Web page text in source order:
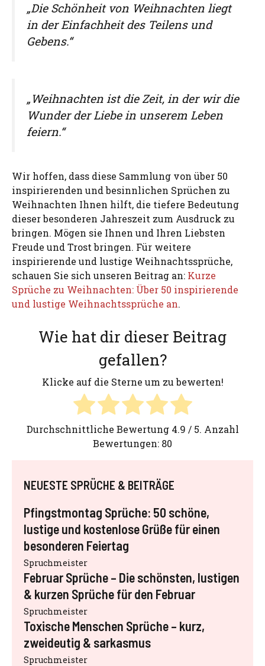
„Die Schönheit von Weihnachten liegt
in der Einfachheit des Teilens und
Gebens.“
„Weihnachten ist die Zeit, in der wir die
Wunder der Liebe in unserem Leben
feiern.“
Wir hoffen, dass diese Sammlung von über 50
inspirierenden und besinnlichen Sprüchen zu
Weihnachten Ihnen hilft, die tiefere Bedeutung
dieser besonderen Jahreszeit zum Ausdruck zu
bringen. Mögen sie Ihnen und Ihren Liebsten
Freude und Trost bringen. Für weitere
inspirierende und lustige Weihnachtssprüche,
schauen Sie sich unseren Beitrag an: Kurze
Sprüche zu Weihnachten: Über 50 inspirierende
und lustige Weihnachtssprüche an.
Wie hat dir dieser Beitrag
gefallen?
Klicke auf die Sterne um zu bewerten!
Durchschnittliche Bewertung 4.9 / 5. Anzahl
Bewertungen: 80
NEUESTE SPRÜCHE & BEITRÄGE
Pfingstmontag Sprüche: 50 schöne,
lustige und kostenlose Grüße für einen
besonderen Feiertag
Spruchmeister
Februar Sprüche – Die schönsten, lustigen
& kurzen Sprüche für den Februar
Spruchmeister
Toxische Menschen Sprüche – kurz,
zweideutig & sarkasmus
Spruchmeister